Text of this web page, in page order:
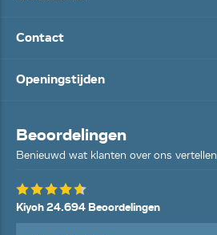
Contact
Openingstijden
Beoordelingen
Benieuwd wat klanten over ons vertellen
Kiyoh 24.694 Beoordelingen